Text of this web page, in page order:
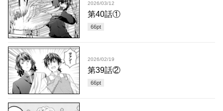
2026/03/12
第40話①
66pt
2026/02/19
第39話②
66pt